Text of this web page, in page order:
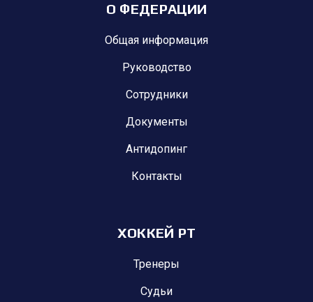
О ФЕДЕРАЦИИ
Общая информация
Руководство
Сотрудники
Документы
Антидопинг
Контакты
ХОККЕЙ РТ
Тренеры
Судьи